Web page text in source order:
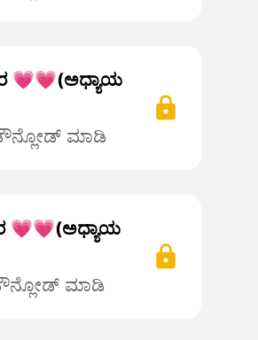
💗💗(ಅಧ್ಯಾಯ
ಡೌನ್ಲೋಡ್ ಮಾಡಿ
💗💗(ಅಧ್ಯಾಯ
ಮಾಡಿ